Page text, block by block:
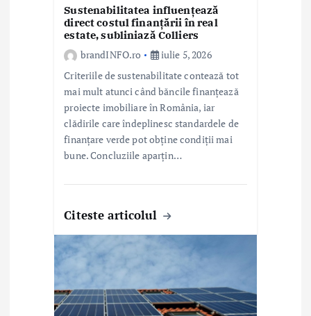
Sustenabilitatea influențează
direct costul finanțării în real
estate, subliniază Colliers
brandINFO.ro
iulie 5, 2026
Criteriile de sustenabilitate contează tot
mai mult atunci când băncile finanțează
proiecte imobiliare în România, iar
clădirile care îndeplinesc standardele de
finanțare verde pot obține condiții mai
bune. Concluziile aparțin…
Citeste articolul